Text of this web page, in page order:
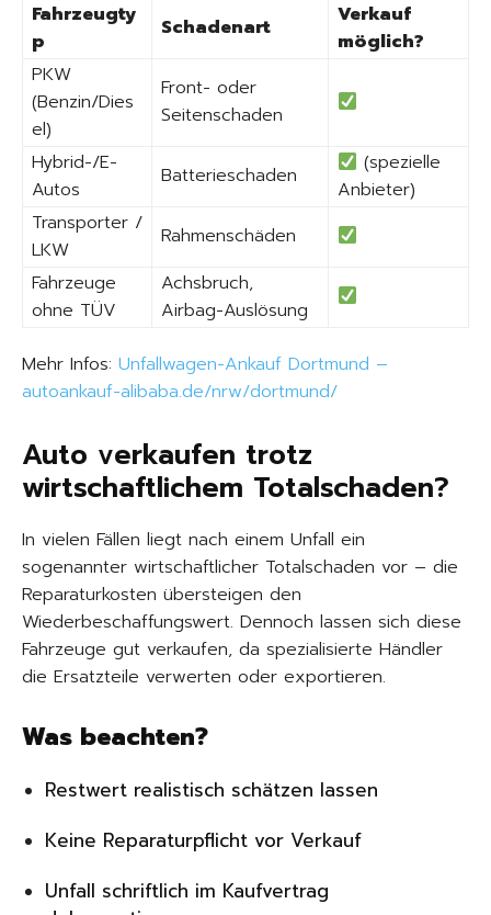
Fahrzeugty
p
Schadenart
Verkauf
möglich?
PKW
(Benzin/Dies
el)
Front- oder
Seitenschaden
Hybrid-/E-
Autos
Batterieschaden
(spezielle
Anbieter)
Transporter /
LKW
Rahmenschäden
Fahrzeuge
ohne TÜV
Achsbruch,
Airbag-Auslösung
Mehr Infos: Unfallwagen-Ankauf Dortmund –
autoankauf-alibaba.de/nrw/dortmund/
Auto verkaufen trotz
wirtschaftlichem Totalschaden?
In vielen Fällen liegt nach einem Unfall ein
sogenannter wirtschaftlicher Totalschaden vor – die
Reparaturkosten übersteigen den
Wiederbeschaffungswert. Dennoch lassen sich diese
Fahrzeuge gut verkaufen, da spezialisierte Händler
die Ersatzteile verwerten oder exportieren.
Was beachten?
Restwert realistisch schätzen lassen
Keine Reparaturpflicht vor Verkauf
Unfall schriftlich im Kaufvertrag